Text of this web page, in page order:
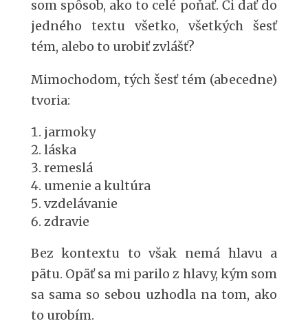
som spôsob, ako to celé poňať. Či dať do
jedného textu všetko, všetkých šesť
tém, alebo to urobiť zvlášť?
Mimochodom, tých šesť tém (abecedne)
tvoria:
jarmoky
láska
remeslá
umenie a kultúra
vzdelávanie
zdravie
Bez kontextu to však nemá hlavu a
pätu. Opäť sa mi parilo z hlavy, kým som
sa sama so sebou uzhodla na tom, ako
to urobím.